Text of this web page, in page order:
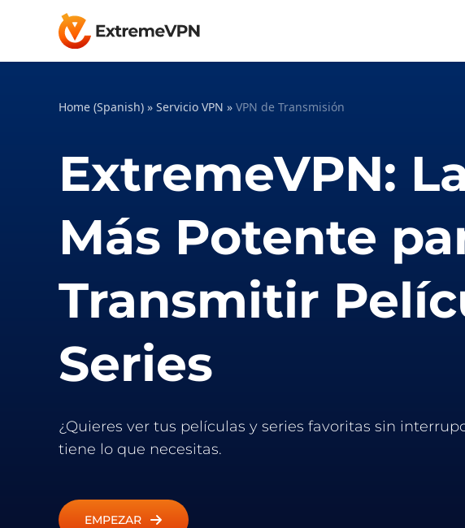
Home (Spanish) » Servicio VPN » VPN de Transmisión
ExtremeVPN:
Más Potente
Transmitir
Series
¿Quieres ver tus películas y series favoritas sin
tiene lo que necesitas.
EMPEZAR